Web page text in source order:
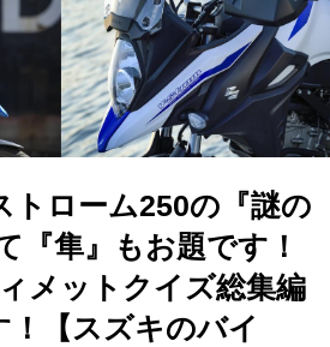
トローム250の『謎の
隼』もお題です！
メットクイズ総集編
！【スズキのバイ